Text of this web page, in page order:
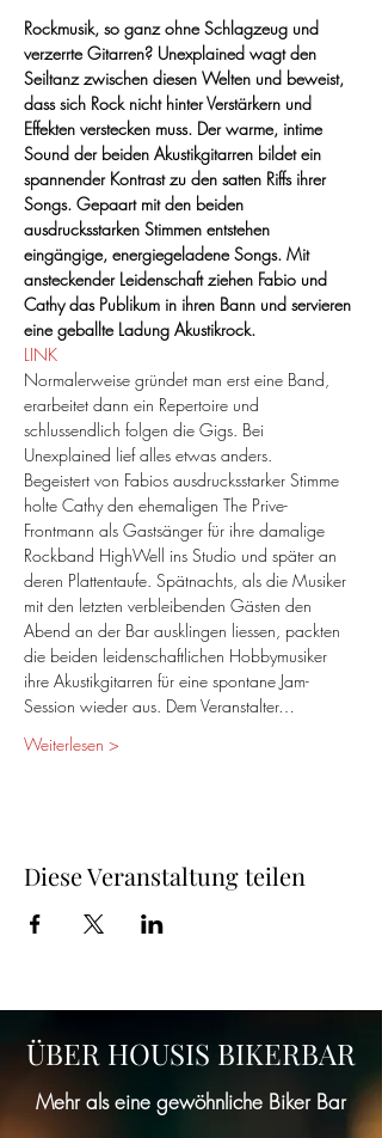
Rockmusik, so ganz ohne Schlagzeug und
verzerrte Gitarren? Unexplained wagt den
Seiltanz zwischen diesen Welten und beweist,
dass sich Rock nicht hinter Verstärkern und
Effekten verstecken muss. Der warme, intime
Sound der beiden Akustikgitarren bildet ein
spannender Kontrast zu den satten Riffs ihrer
Songs. Gepaart mit den beiden
ausdrucksstarken Stimmen entstehen
eingängige, energiegeladene Songs. Mit
ansteckender Leidenschaft ziehen Fabio und
Cathy das Publikum in ihren Bann und servieren
eine geballte Ladung Akustikrock.
LINK
Normalerweise gründet man erst eine Band,
erarbeitet dann ein Repertoire und
schlussendlich folgen die Gigs. Bei
Unexplained lief alles etwas anders.
Begeistert von Fabios ausdrucksstarker Stimme
holte Cathy den ehemaligen The Prive-
Frontmann als Gastsänger für ihre damalige
Rockband HighWell ins Studio und später an
deren Plattentaufe. Spätnachts, als die Musiker
mit den letzten verbleibenden Gästen den
Abend an der Bar ausklingen liessen, packten
die beiden leidenschaftlichen Hobbymusiker
ihre Akustikgitarren für eine spontane Jam-
Session wieder aus. Dem Veranstalter…
Weiterlesen >
Diese Veranstaltung teilen
ÜBER HOUSIS BIKERBAR
Mehr als eine gewöhnliche Biker Bar